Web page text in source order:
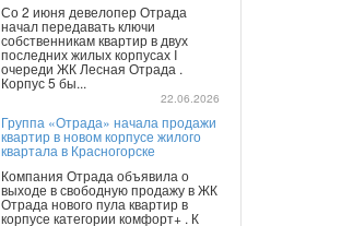
Со 2 июня девелопер Отрада
начал передавать ключи
собственникам квартир в двух
последних жилых корпусах I
очереди ЖК Лесная Отрада .
Корпус 5 бы...
22.06.2026
Группа «Отрада» начала продажи
квартир в новом корпусе жилого
квартала в Красногорске
Компания Отрада объявила о
выходе в свободную продажу в ЖК
Отрада нового пула квартир в
корпусе категории комфорт+ . К